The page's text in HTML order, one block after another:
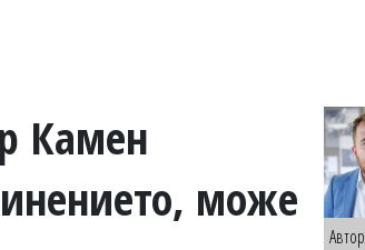
Камен
може
Автор